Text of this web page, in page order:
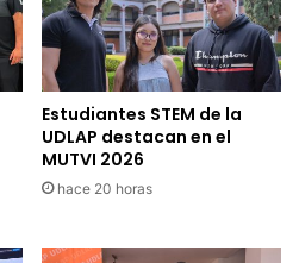
Estudiantes STEM de la
UDLAP destacan en el
MUTVI 2026
hace 20 horas